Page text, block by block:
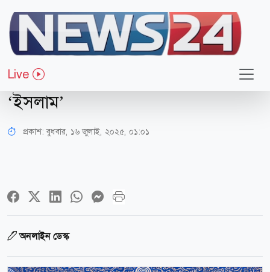
Live
ধর্ম-জীবন
তাতারস্তানে অনুষ্ঠিত হতে যাচ্ছে অল-
রাশিয়ান কোরআন হেফজ প্রতিযোগিতা
‘ইসলাম’
প্রকাশ:বুধবার, ১৬ জুলাই, ২০২৫, ০১:০১
অনলাইন ডেস্ক